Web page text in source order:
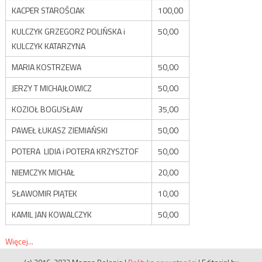
KACPER STAROŚCIAK
100,00
KULCZYK GRZEGORZ POLIŃSKA i
KULCZYK KATARZYNA
50,00
MARIA KOSTRZEWA
50,00
JERZY T MICHAJŁOWICZ
50,00
KOZIOŁ BOGUSŁAW
35,00
PAWEŁ ŁUKASZ ZIEMIAŃSKI
50,00
POTERA LIDIA i POTERA KRZYSZTOF
50,00
NIEMCZYK MICHAŁ
20,00
SŁAWOMIR PIĄTEK
10,00
KAMIL JAN KOWALCZYK
50,00
Więcej...